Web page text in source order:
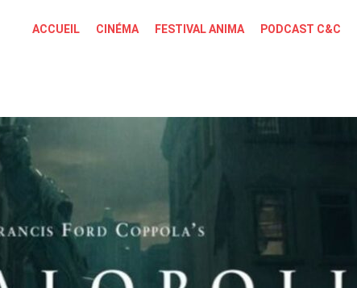
ACCUEIL CINÉMA FESTIVAL ANIMA PODCAST C&C